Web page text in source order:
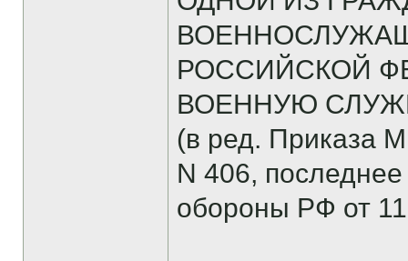
РОССИЙСКОЙ
ВОЕННУЮ
(в ред. Приказа
N 406,
обороны РФ от